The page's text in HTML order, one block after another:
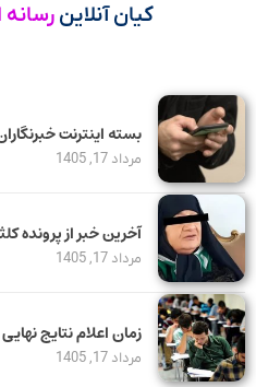
کیان آنلاین
بسته اینترنت
مرداد 17, 1405
آخرین خبر از پرونده
مرداد 17, 1405
زمان اعلام نتایج
مرداد 17, 1405